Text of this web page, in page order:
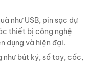
như USB, pin sạc dự
thiết bị công nghệ
dụng và hiện đại.
như bút ký, sổ tay, cốc,